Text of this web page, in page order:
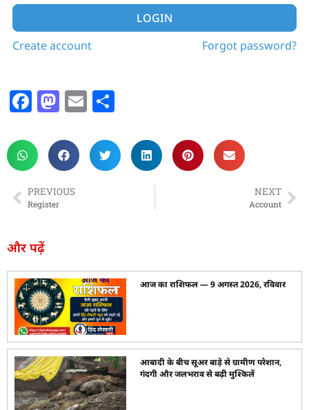
LOGIN
Create account
Forgot password?
F
c
e
b
o
o
k
M
st
o
d
E
ai
l
ar
e
PREVIOUS
Register
NEXT
Account
और पढ़ें
आज का राशिफल — 9 अगस्त 2026, रविवार
आबादी के बीच सूअर बाड़े से ग्रामीण परेशान,
गंदगी और जलभराव से बढ़ी मुश्किलें